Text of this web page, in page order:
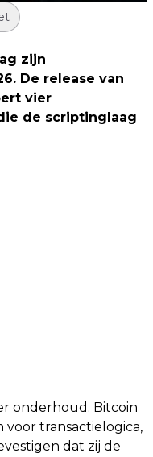
zijn
De release van
vier
de scriptinglaag
onderhoud. Bitcoin
transactielogica,
dat zij de